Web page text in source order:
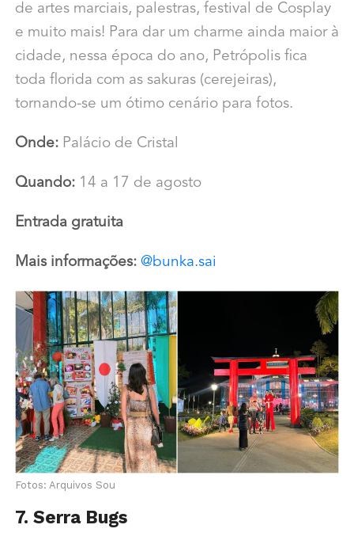
de artes marciais, palestras, festival de Cosplay
e muito mais! Para dar um charme ainda maior à
cidade, nessa época do ano, Petrópolis fica
toda florida com as sakuras (cerejeiras),
tornando-se um ótimo cenário para fotos.
Onde:Palácio de Cristal
Quando:14 a 17 de agosto
Entrada gratuita
Mais informações: @bunka.sai
Fotos: Arquivos Sou
7. Serra Bugs